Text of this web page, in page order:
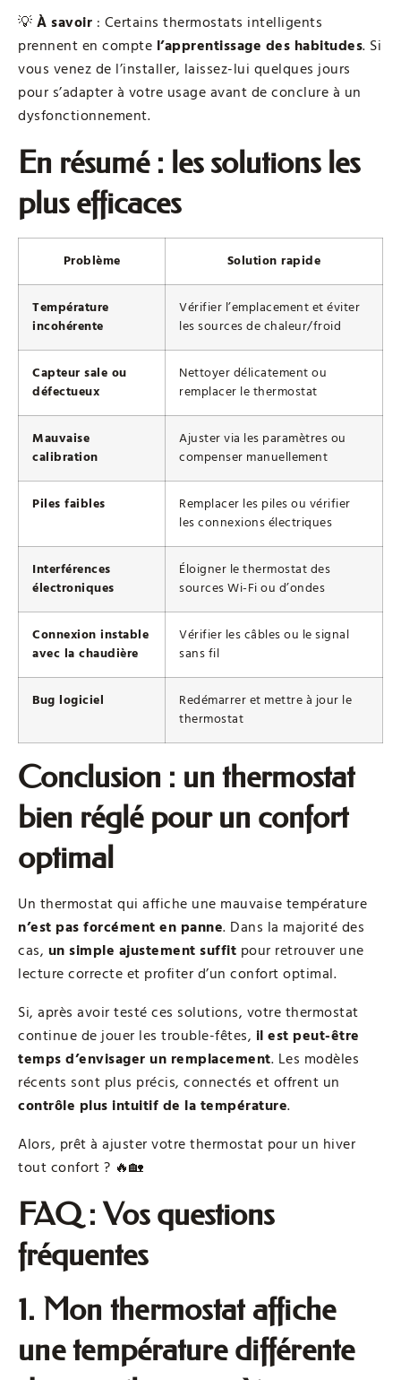
💡 À savoir : Certains thermostats intelligents
prennent en compte l’apprentissage des habitudes. Si
vous venez de l’installer, laissez-lui quelques jours
pour s’adapter à votre usage avant de conclure à un
dysfonctionnement.
En résumé : les solutions les
plus efficaces
Problème Solution rapide
Température
incohérente
Vérifier l’emplacement et éviter
les sources de chaleur/froid
Capteur sale ou
défectueux
Nettoyer délicatement ou
remplacer le thermostat
Mauvaise
calibration
Ajuster via les paramètres ou
compenser manuellement
Piles faibles
Remplacer les piles ou vérifier
les connexions électriques
Interférences
électroniques
Éloigner le thermostat des
sources Wi-Fi ou d’ondes
Connexion instable
avec la chaudière
Vérifier les câbles ou le signal
sans fil
Bug logiciel
Redémarrer et mettre à jour le
thermostat
Conclusion : un thermostat
bien réglé pour un confort
optimal
Un thermostat qui affiche une mauvaise température
n’est pas forcément en panne. Dans la majorité des
cas, un simple ajustement suffit pour retrouver une
lecture correcte et profiter d’un confort optimal.
Si, après avoir testé ces solutions, votre thermostat
continue de jouer les trouble-fêtes, il est peut-être
temps d’envisager un remplacement. Les modèles
récents sont plus précis, connectés et offrent un
contrôle plus intuitif de la température.
Alors, prêt à ajuster votre thermostat pour un hiver
tout confort ? 🔥🏡
FAQ : Vos questions
fréquentes
1. Mon thermostat affiche
une température différente